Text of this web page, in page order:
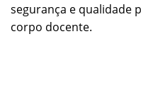
segurança e qualidade
corpo docente.